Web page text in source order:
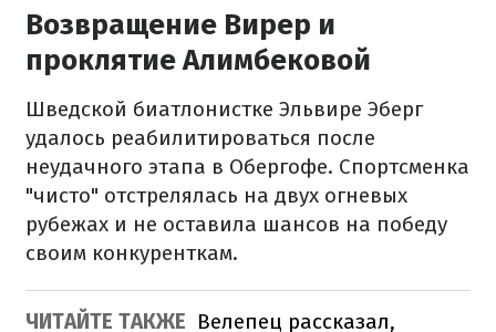
Возвращение Вирер и
проклятие Алимбековой
Шведской биатлонистке Эльвире Эберг
удалось реабилитироваться после
неудачного этапа в Обергофе. Спортсменка
"чисто" отстрелялась на двух огневых
рубежах и не оставила шансов на победу
своим конкуренткам.
ЧИТАЙТЕ ТАКЖЕ Велепец рассказал,